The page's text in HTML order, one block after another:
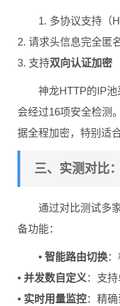
1. 多协议支持（
2. 请求头信息完全匿
3. 支持双向认证加密
神龙HTTP的IP
会经过16项安全检测
据全程加密，特别适
三、实测对比
通过对比测试多
备功能：
• 智能路由切换
• 并发数自定义：支
• 实时用量监控：精